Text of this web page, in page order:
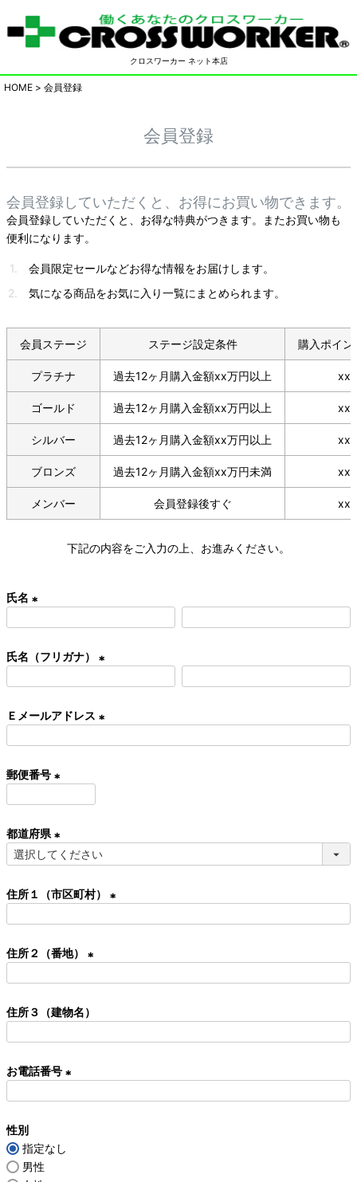
クロスワーカー ネット本店
HOME 会員登録
会員登録
会員登録していただくと、お得にお買い物できます。
会員登録していただくと、お得な特典がつきます。またお買い物も
便利になります。
会員限定セールなどお得な情報をお届けします。
気になる商品をお気に入り一覧にまとめられます。
会員ステージ ステージ設定条件 購入ポイン
プラチナ 過去12ヶ月購入金額xx万円以上
ゴールド 過去12ヶ月購入金額xx万円以上
シルバー 過去12ヶ月購入金額xx万円以上
ブロンズ 過去12ヶ月購入金額xx万円未満
メンバー 会員登録後すぐ
下記の内容をご入力の上、お進みください。
氏名
須
氏名（フリガナ）
須
Ｅメールアドレス
郵便番号
須
)
都道府県
(
須
住所１（市区町村）
住所２（番地）
須
住所３（建物名）
お電話番号
)
性別
指定なし
男性